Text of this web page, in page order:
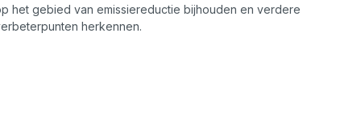
het gebied van emissiereductie bijhouden en verdere
herkennen.